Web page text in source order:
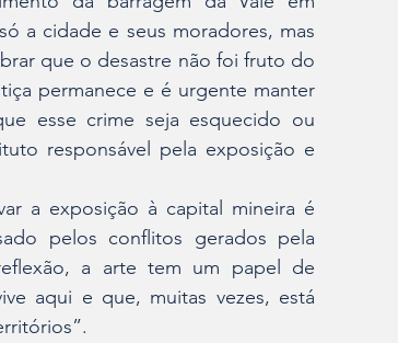
a cidade e seus moradores, mas
que o desastre não foi fruto do
permanece e é urgente manter
esse crime seja esquecido ou
responsável pela exposição e
a exposição à capital mineira é
pelos conflitos gerados pela
a arte tem um papel de
aqui e que, muitas vezes, está